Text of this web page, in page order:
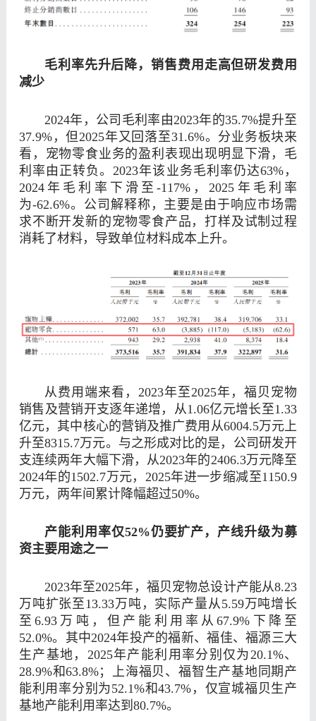
毛利率先升后降，销售费用 走高但研发费用
减少
2024年，公司毛利率由2023年的35.7%提升至
37.9%，但2025年又回落至31.6%。分业务板块来
看，宠物零食业务的盈利表现出现明显下滑，毛
利率由正转负。2023年该业务毛利率仍达63%，
2024年毛利率下滑至-117%，2025年毛利率
为-62.6%。公司解释称，主要是由于响应市场需
求不断开发新的宠物零食产品，打样及试制过程
消耗了材料，导致单位材料成本上升。
从费用端来看，2023年至2025年，福贝宠物
销售及营销开支逐年递增，从1.06亿元增长至1.33
亿元，其中核心的营销及推广费用从6004.5万元上
升至8315.7万元。与之形成对比的是，公司研发开
支连续两年大幅下滑，从2023年的2406.3万元降至
2024年的1502.7万元，2025年进一步缩减至1150.9
万元，两年间累计降幅超过50%。
产能利用率仅52%仍要扩产 ， 产线升级为募
资主要用途之一
2023年至2025年，福贝宠物总设计产能从8.23
万吨扩张至13.33万吨，实际产量从5.59万吨增长
至6.93万吨，但产能利用率从67.9%下降至
52.0%。其中2024年投产的福新、福佳、福源三大
生产基地，2025年产能利用率分别仅为20.1%、
28.9%和63.8%；上海福贝、福智生产基地同期产
能利用率分别为52.1%和43.7%，仅宣城福贝生产
基地产能利用率达到80.7%。